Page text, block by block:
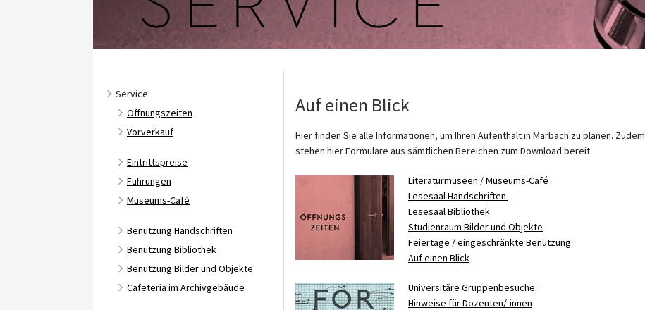
Service
Öffnungszeiten
Vorverkauf
Eintrittspreise
Führungen
Museums-Café
Benutzung Handschriften
Benutzung Bibliothek
Benutzung Bilder und Objekte
Cafeteria im Archivgebäude
Auf einen Blick
Hier finden Sie alle Informationen, um Ihren Aufenthalt in Marbach zu planen. Zudem
stehen hier Formulare aus sämtlichen Bereichen zum Download bereit.
Literaturmuseen /Museums-Café
Lesesaal Handschriften
Lesesaal Bibliothek
Studienraum Bilder und Objekte
Feiertage / eingeschränkte Benutzung
Auf einen Blick
Universitäre Gruppenbesuche:
Hinweise für Dozenten/-innen